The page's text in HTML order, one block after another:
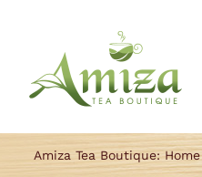
Amiza Tea Boutique: Home